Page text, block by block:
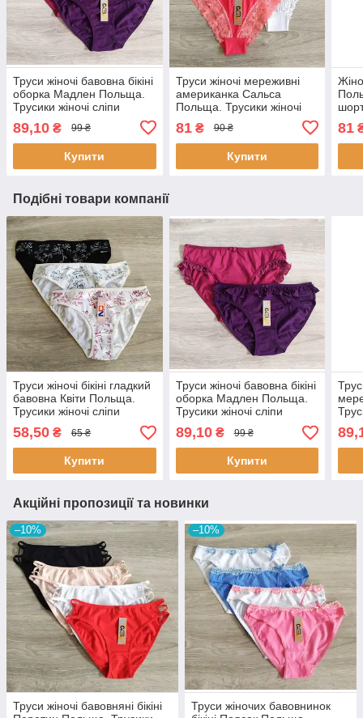
Труси жіночі бавовна бікіні
оборка Мадлен Польща.
Трусики жіночі сліпи
89,10 ₴ 99 ₴
Купити
Труси жіночі мереживні
американка Сальса
Польща. Трусики жіночі
81₴ 90 ₴
Купити
81
Подібні товари компанії
Труси жіночі бікіні гладкий
бавовна Квіти Польща.
Трусики жіночі сліпи
58,50 ₴ 65 ₴
Купити
Труси жіночі бавовна бікіні
оборка Мадлен Польща.
Трусики жіночі сліпи
89,10₴ 99 ₴
Купити
Акційні пропозиції та новинки
–10%
Труси жіночі бавовняні бікіні
–10%
Труси жіночих бавовнинок